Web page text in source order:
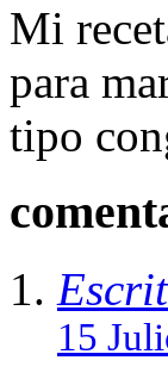
Mi
para
tipo
15